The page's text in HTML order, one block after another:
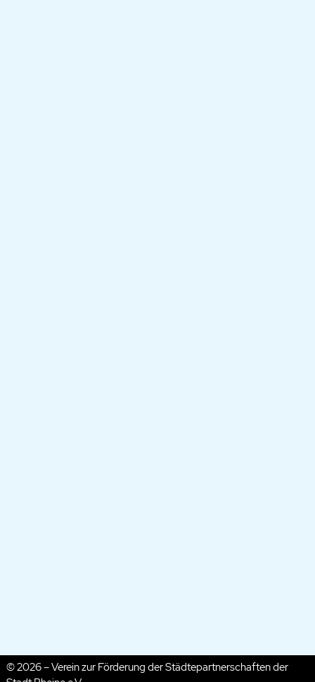
© 2026 – Verein zur Förderung der Städtepartnerschaften der